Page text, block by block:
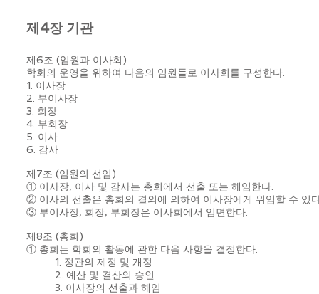
제4장 기관
제6조 (임원과 이사회)
학회의 운영을 위하여 다음의 임원들로 이사회를 구성한다.
1. 이사장
2. 부이사장
3. 회장
4. 부회장
5. 이사
6. 감사
제7조 (임원의 선임)
① 이사장, 이사 및 감사는 총회에서 선출 또는 해임한다.
② 이사의 선출은 총회의 결의에 의하여 이사장에게 위임할 수 있
③ 부이사장, 회장, 부회장은 이사회에서 임면한다.
제8조 (총회)
① 총회는 학회의 활동에 관한 다음 사항을 결정한다.
1. 정관의 제정 및 개정
2. 예산 및 결산의 승인
3. 이사장의 선출과 해임